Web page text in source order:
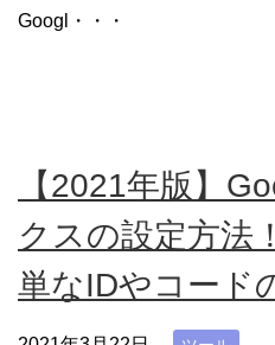
Googl・・・
【2021年版】
クスの設定方法
単なIDやコード